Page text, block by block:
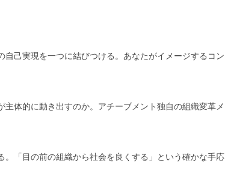
己実現を一つに結びつける。あなたがイメージするコン
体的に動き出すのか。アチーブメント独自の組織変革メ
「目の前の組織から社会を良くする」という確かな手応